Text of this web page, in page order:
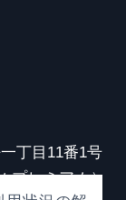
丁目11番1号
プレミアム）